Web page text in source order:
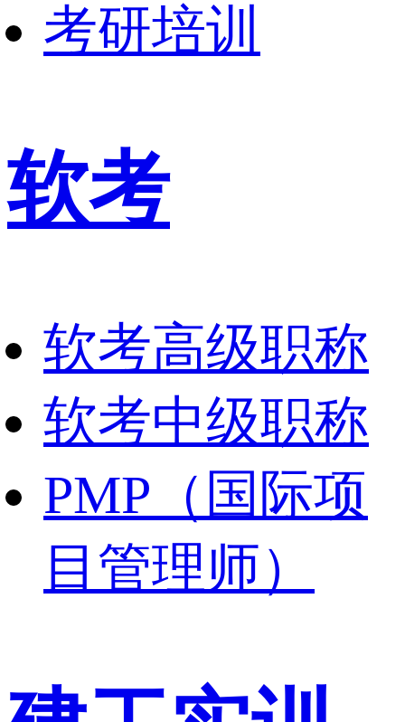
考研培训
软考
软考高级职称
软考中级职称
PMP（国际项
目管理师）